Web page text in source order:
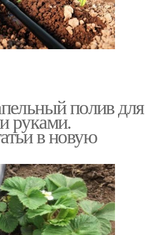
полив для
руками.
в новую